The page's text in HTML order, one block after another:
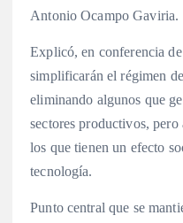
Antonio Ocampo Gaviria.
Explicó, en conferencia
simplificarán el régimen
eliminando algunos que
sectores productivos,
los que tienen un efecto
tecnología.
Punto central que se